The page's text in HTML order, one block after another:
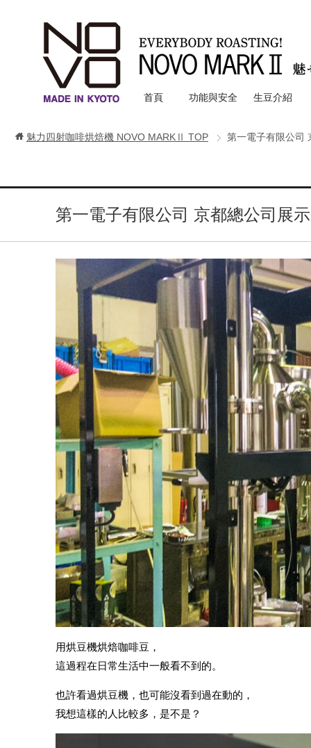
首頁 功能與安全 生豆介紹
魅力四射咖啡烘焙機 NOVO MARKⅡ TOP 第一電子有限公司
第一電子有限公司 京都總公司展
用烘豆機烘焙咖啡豆，
這過程在日常生活中一般看不到的。
也許看過烘豆機，也可能沒看到過在動的，
我想這樣的人比較多，是不是？